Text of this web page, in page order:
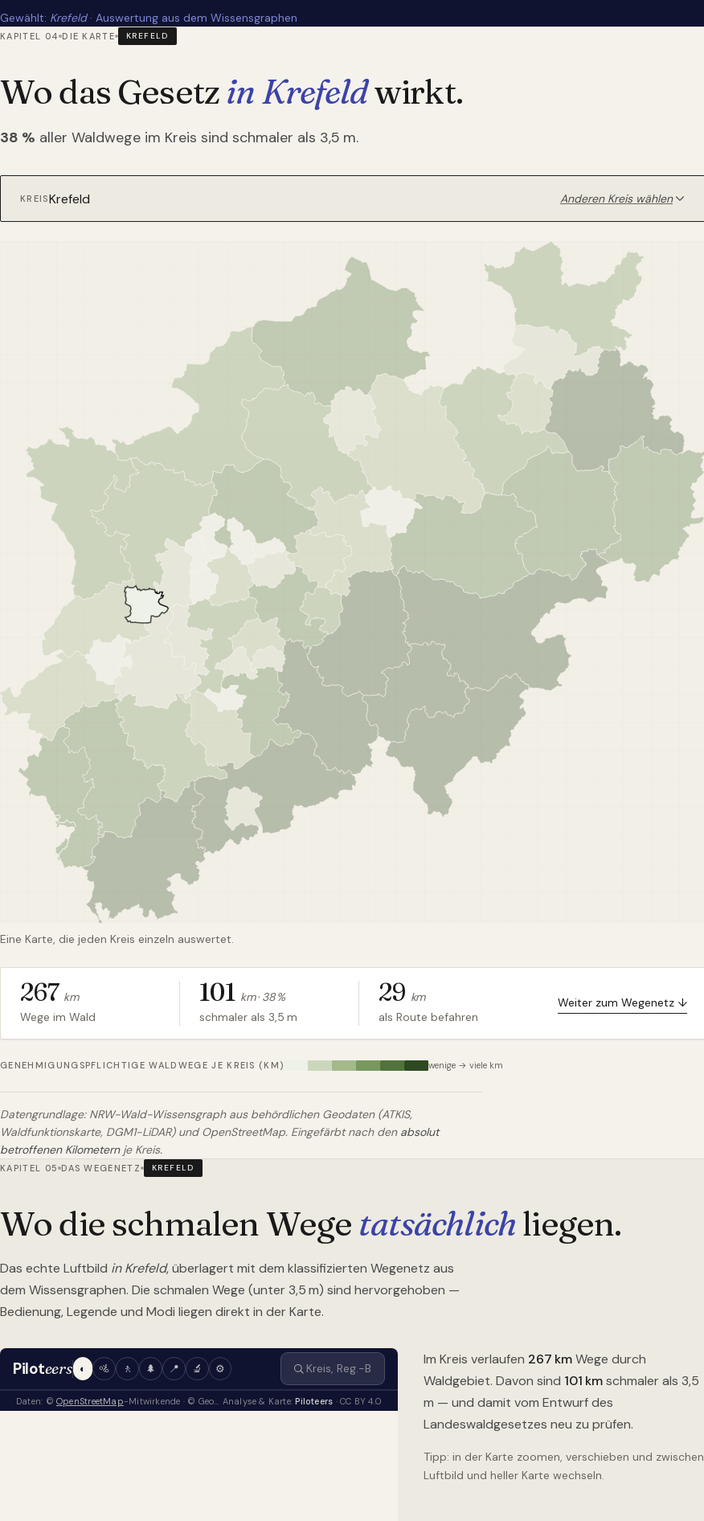
Gewählt: Krefeld· Auswertung aus dem Wissensgraphen
KAPITEL 04 DIE KARTE KREFELD
Wo das Gesetzin Krefeldwirkt.
38 % aller Waldwege im Kreis sind schmaler als 3,5 m.
KREIS Anderen Kreis wählen
Eine Karte, die jeden Kreis einzeln auswertet.
267 km
Wege im Wald
101 km ·38%
schmaler als 3,5 m
29 km
als Route befahren
Weiter zum Wegenetz ↓
GENEHMIGUNGSPFLICHTIGE WALDWEGE JE KREIS (KM) wenige → viele km
Datengrundlage: NRW-Wald-Wissensgraph aus behördlichen Geodaten (ATKIS,
Waldfunktionskarte, DGM1-LiDAR) und OpenStreetMap. Eingefärbt nach den absolut
betroffenen Kilometernje Kreis.
KAPITEL 05 DAS WEGENETZ KREFELD
Wo die schmalen Wege tatsächlichliegen.
Das echte Luftbild in Krefeld, überlagert mit dem klassifizierten Wegenetz aus
dem Wissensgraphen. Die schmalen Wege (unter 3,5 m) sind hervorgehoben —
Bedienung, Legende und Modi liegen direkt in der Karte.
Im Kreis verlaufen 267 kmWege durch
Waldgebiet. Davon sind 101 kmschmaler als 3,5
m — und damit vom Entwurf des
Landeswaldgesetzes neu zu prüfen.
Tipp: in der Karte zoomen, verschieben und zwischen
Luftbild und heller Karte wechseln.